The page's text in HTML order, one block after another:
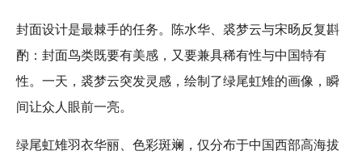
封面设计是最棘手的任务。陈水华、裘梦云与宋旸反复斟
酌：封面鸟类既要有美感，又要兼具稀有性与中国特有
性。一天，裘梦云突发灵感，绘制了绿尾虹雉的画像，瞬
间让众人眼前一亮。
绿尾虹雉羽衣华丽、色彩斑斓，仅分布于中国西部高海拔